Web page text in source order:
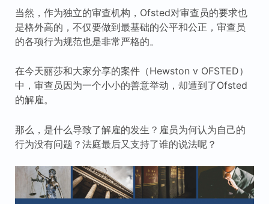
当然，作为独立的审查机构，Ofsted对审查员的要求也
是格外高的，不仅要做到最基础的公平和公正，审查员
的各项行为规范也是非常严格的。
在今天丽莎和大家分享的案件（Hewston v OFSTED）
中，审查员因为一个小小的善意举动，却遭到了Ofsted
的解雇。
那么，是什么导致了解雇的发生？雇员为何认为自己的
行为没有问题？法庭最后又支持了谁的说法呢？